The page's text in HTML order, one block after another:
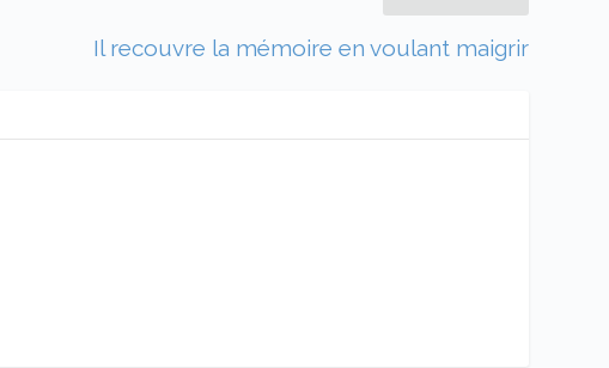
Il recouvre la mémoire en voulant maigrir